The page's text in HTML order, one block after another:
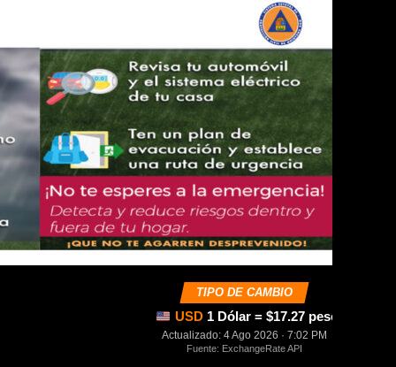
TIPO DE CAMBIO
USD 1 Dólar = $17.27 pesos
Actualizado: 4 Ago 2026 · 7:02 PM
Fuente: ExchangeRate API